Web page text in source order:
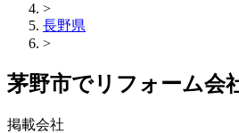
>
長野県
>
茅野市でリフォーム会
掲載会社